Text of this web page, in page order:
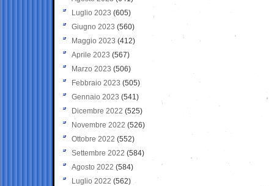
Luglio 2023 (605)
Giugno 2023 (560)
Maggio 2023 (412)
Aprile 2023 (567)
Marzo 2023 (506)
Febbraio 2023 (505)
Gennaio 2023 (541)
Dicembre 2022 (525)
Novembre 2022 (526)
Ottobre 2022 (552)
Settembre 2022 (584)
Agosto 2022 (584)
Luglio 2022 (562)